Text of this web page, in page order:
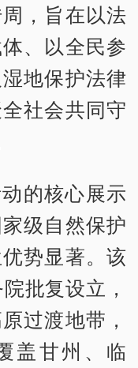
，旨在以法
、以全民参
地保护法律
社会共同守
的核心展示
级自然保护
势显著。该
批复设立，
过渡地带，
盖甘州、临